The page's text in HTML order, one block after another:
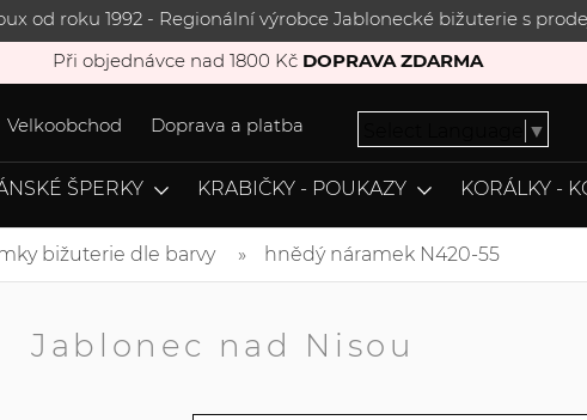
od roku 1992 - Regionální výrobce Jablonecké bižuterie s
Při objednávce nad 1800 Kč DOPRAVA ZDARMA
Velkoobchod Doprava a platba ▼
ŠPERKY KRABIČKY - POUKAZY KORÁLKY -
bižuterie dle barvy hnědý náramek N420-55
Jablonec nad Nisou